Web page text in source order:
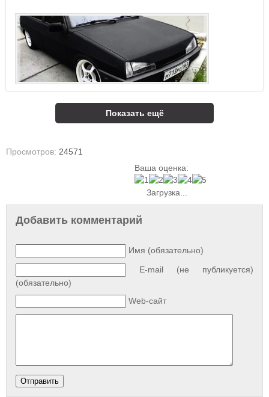
Показать ещё
Просмотров: 24571
Ваша оценка:
Загрузка...
Добавить комментарий
Имя (обязательно)
E-mail (не публикуется)
(обязательно)
Web-сайт